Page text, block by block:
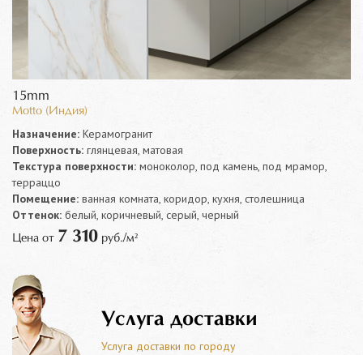
15mm
Motto (Индия)
Назначение: Керамогранит
Поверхность: глянцевая, матовая
Текстура поверхности: моноколор, под камень, под мрамор,
терраццо
Помещение: ванная комната, коридор, кухня, столешница
Оттенок: белый, коричневый, серый, черный
Цена от 7 310 руб./м²
Услуга доставки
Услуга доставки по городу